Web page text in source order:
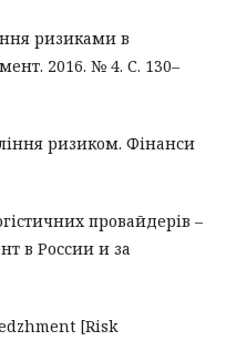
ризиками в
2016. № 4. С. 130–
ризиком. Фінанси
провайдерів –
в России и за
[Risk